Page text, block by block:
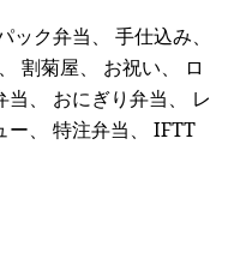
ック弁当、 手仕込み、
、 割菊屋、 お祝い、
ロ
当、 おにぎり弁当、 レ
ー、 特注弁当、 IFTT